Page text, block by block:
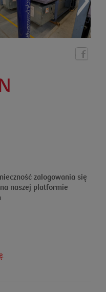
zalogowania się
naszej platformie